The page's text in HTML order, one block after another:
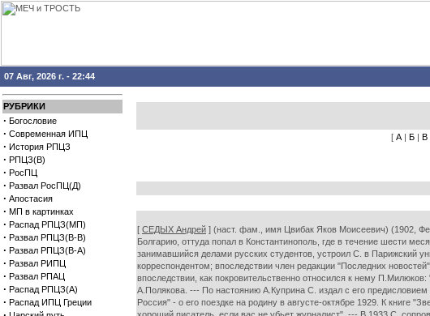
07 Авг, 2026 г. - 22:44
РУБРИКИ
· Богословие
· Современная ИПЦ
· История РПЦЗ
· РПЦЗ(В)
· РосПЦ
· Развал РосПЦ(Д)
· Апостасия
· МП в картинках
· Распад РПЦЗ(МП)
· Развал РПЦЗ(В-В)
· Развал РПЦЗ(В-А)
· Развал РИПЦ
· Развал РПАЦ
· Распад РПЦЗ(А)
· Распад ИПЦ Греции
[ А | Б | В
[ СЕДЫХ Андрей ] (наст. фам., имя Цвибак Яков Моисеевич) (1902,
Болгарию, оттуда попал в Константинополь, где в течение шести
занимавшийся делами русских студентов, устроил С. в Парижский
корреспондентом; впоследствии член редакции "Последних
впоследствии, как покровительственно относился к нему
А.Полякова. --- По настоянию А.Куприна С. издал с его
Россия" - о его поездке на родину в августе-октябре 1929. К книге